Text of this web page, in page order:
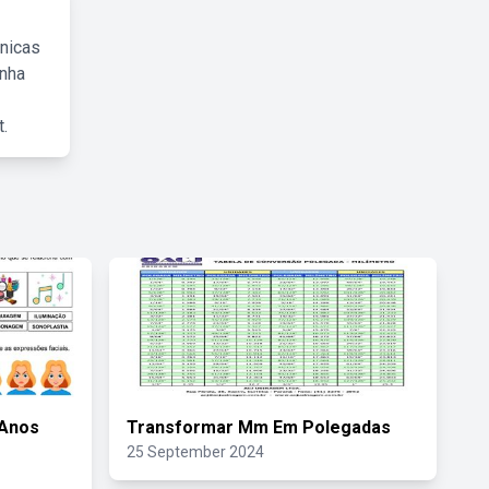
Transformar Mm Em Polegadas
25 September 2024